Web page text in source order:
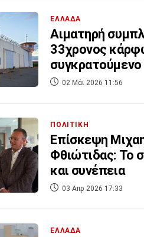
ΕΛΛΑΔΑ
Αιματηρή
33χρονος
συγκρατούμενο
02 Μάι 2026 11:56
ΠΟΛΙΤΙΚΗ
Επίσκεψη
Φθιώτιδας: Το
και συνέπεια
03 Απρ 2026 17:33
ΕΛΛΑΔΑ